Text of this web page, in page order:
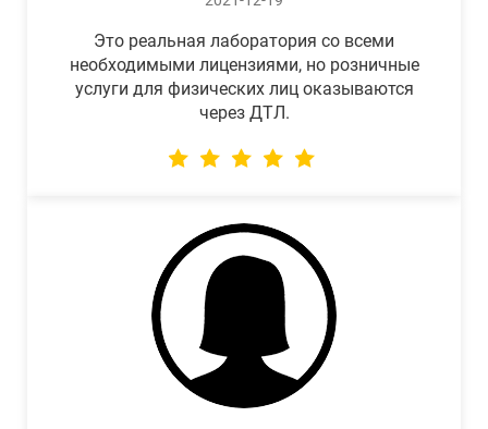
Это реальная лаборатория со всеми
необходимыми лицензиями, но розничные
услуги для физических лиц оказываются
через ДТЛ.